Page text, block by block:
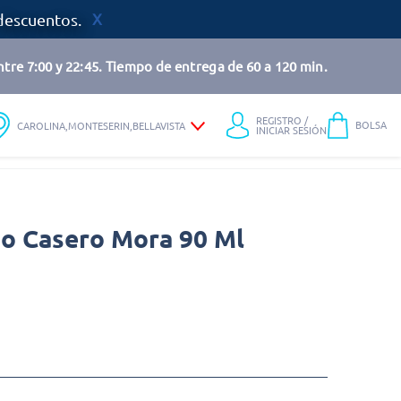
7:00 y 22:45. Tiempo de entrega de 60 a 120 min.
CAROLINA,MONTESERIN,BELLAVISTA REGISTRO /
INICIAR SESIÓN BOLSA
Casero Mora 90 Ml